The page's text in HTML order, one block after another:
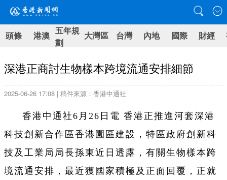
頭條 港澳 五年規
劃
大灣區 台灣 內地 國際 財經
深港正商討生物樣本跨境流通安排細節
2025-06-26 17:08 | 稿件來源：香港中通社
香港中通社6月26日電 香港正推進河套深港
科技創新合作區香港園區建設，特區政府創新科
技及工業局局長孫東近日透露，有關生物樣本跨
境流通安排，最近獲國家積極及正面回覆，正就